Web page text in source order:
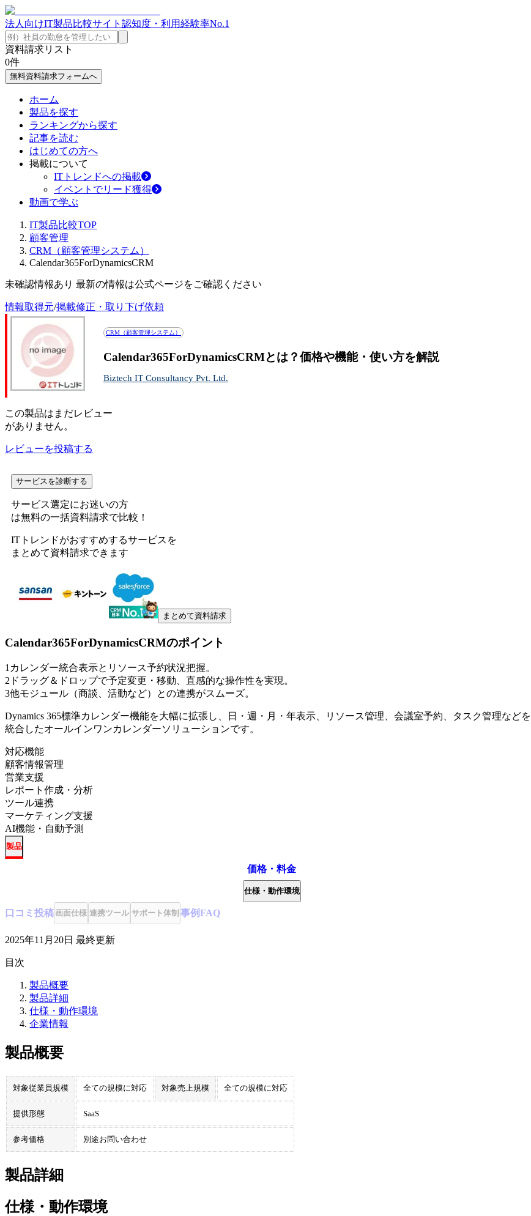
法人向けIT製品比較サイト 認知度・利用経験率No.1
資料請求リスト
0件
無料資料請求フォームへ
ホーム
製品を探す
ランキングから探す
記事を読む
はじめての方へ
掲載について
ITトレンドへの掲載
イベントでリード獲得
動画で学ぶ
IT製品比較TOP
顧客管理
CRM（顧客管理システム）
Calendar365ForDynamicsCRM
未確認情報あり 最新の情報は公式ページをご確認ください
情報取得元/掲載修正・取り下げ依頼
CRM（顧客管理システム）
Calendar365ForDynamicsCRMとは？価格や機能・使い方を解説
Biztech IT Consultancy Pvt. Ltd.
この製品はまだレビュー
がありません。
レビューを投稿する
サービスを診断する
サービス選定にお迷いの方
は無料の一括資料請求で比較！
ITトレンドがおすすめするサービスを
まとめて資料請求できます
まとめて資料請求
Calendar365ForDynamicsCRMのポイント
1カレンダー統合表示とリソース予約状況把握。
2 ドラッグ＆ドロップで予定変更・移動、直感的な操作性を実現。
3他モジュール（商談、活動など）との連携がスムーズ。
Dynamics 365標準カレンダー機能を大幅に拡張し、日・週・月・年表示、リソース管理、会議室予約、タスク管理などを
統合したオールインワンカレンダーソリューションです。
対応機能
顧客情報管理
営業支援
レポート作成・分析
ツール連携
マーケティング支援
AI機能・自動予測
製品
価格・料金
仕様・動作環境
口コミ 投稿画面仕様 連携ツール サポート体制 事例FAQ
2025年11月20日 最終更新
目次
製品概要
製品詳細
仕様・動作環境
企業情報
製品概要
対象従業員規模 全ての規模に対応 対象売上規模 全ての規模に対応
提供形態 SaaS
参考価格 別途お問い合わせ
製品詳細
仕様・動作環境